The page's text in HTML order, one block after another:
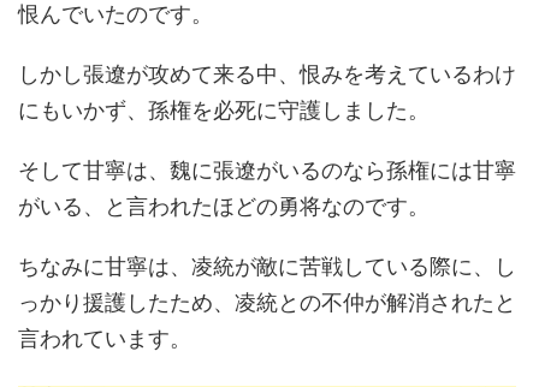
恨んでいたのです。
しかし張遼が攻めて来る中、恨みを考えているわけ
にもいかず、孫権を必死に守護しました。
そして甘寧は、魏に張遼がいるのなら孫権には甘寧
がいる、と言われたほどの勇将なのです。
ちなみに甘寧は、凌統が敵に苦戦している際に、し
っかり援護したため、凌統との不仲が解消されたと
言われています。